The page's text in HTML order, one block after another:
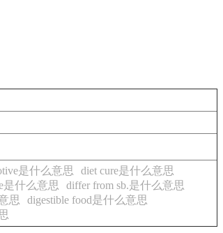
是什么意思
diet cure是什么意思
是什么意思
differ from sb.是什么意思
思
digestible food是什么意思